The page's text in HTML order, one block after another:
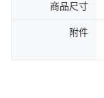
商品尺寸
附件